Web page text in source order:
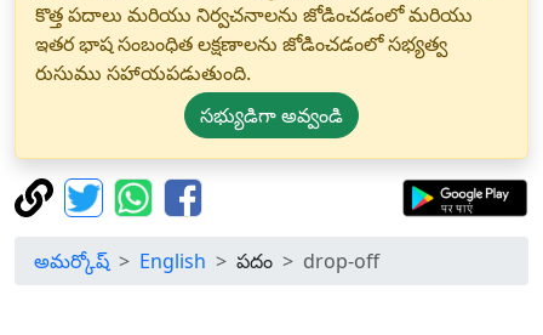
కొత్త పదాలు మరియు నిర్వచనాలను జోడించడంలో మరియు
ఇతర భాష సంబంధిత లక్షణాలను జోడించడంలో సభ్యత్వ
రుసుము సహాయపడుతుంది.
సభ్యుడిగా అవ్వండి
అమర్కోష్ English పదం drop-off